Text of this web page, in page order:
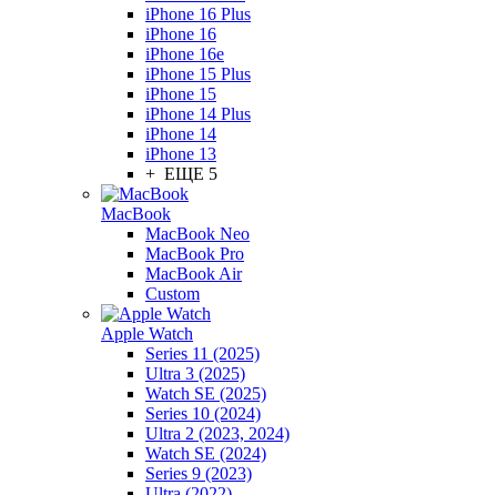
iPhone 16 Plus
iPhone 16
iPhone 16e
iPhone 15 Plus
iPhone 15
iPhone 14 Plus
iPhone 14
iPhone 13
+ ЕЩЕ 5
MacBook
MacBook Neo
MacBook Pro
MacBook Air
Custom
Apple Watch
Series 11 (2025)
Ultra 3 (2025)
Watch SE (2025)
Series 10 (2024)
Ultra 2 (2023, 2024)
Watch SE (2024)
Series 9 (2023)